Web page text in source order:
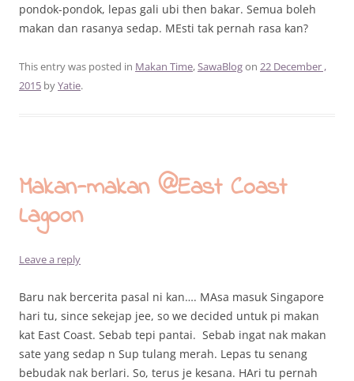
pondok-pondok, lepas gali ubi then bakar. Semua boleh
makan dan rasanya sedap. MEsti tak pernah rasa kan?
This entry was posted in Makan Time,SawaBlogon 22 December ,
2015 byYatie.
Makan-makan @East Coast
Lagoon
Leave a reply
Baru nak bercerita pasal ni kan…. MAsa masuk Singapore
hari tu, since sekejap jee, so we decided untuk pi makan
kat East Coast. Sebab tepi pantai. Sebab ingat nak makan
sate yang sedap n Sup tulang merah. Lepas tu senang
bebudak nak berlari. So, terus je kesana. HAri tu pernah